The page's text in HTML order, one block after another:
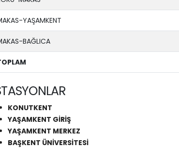
YAŞAMKENT
BAĞLICA
KONUTKENT
YAŞAMKENT GİRİŞ
YAŞAMKENT MERKEZ
BAŞKENT ÜNİVERSİTESİ